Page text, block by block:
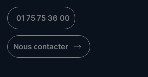
01 75 75 36 00
Nous contacter